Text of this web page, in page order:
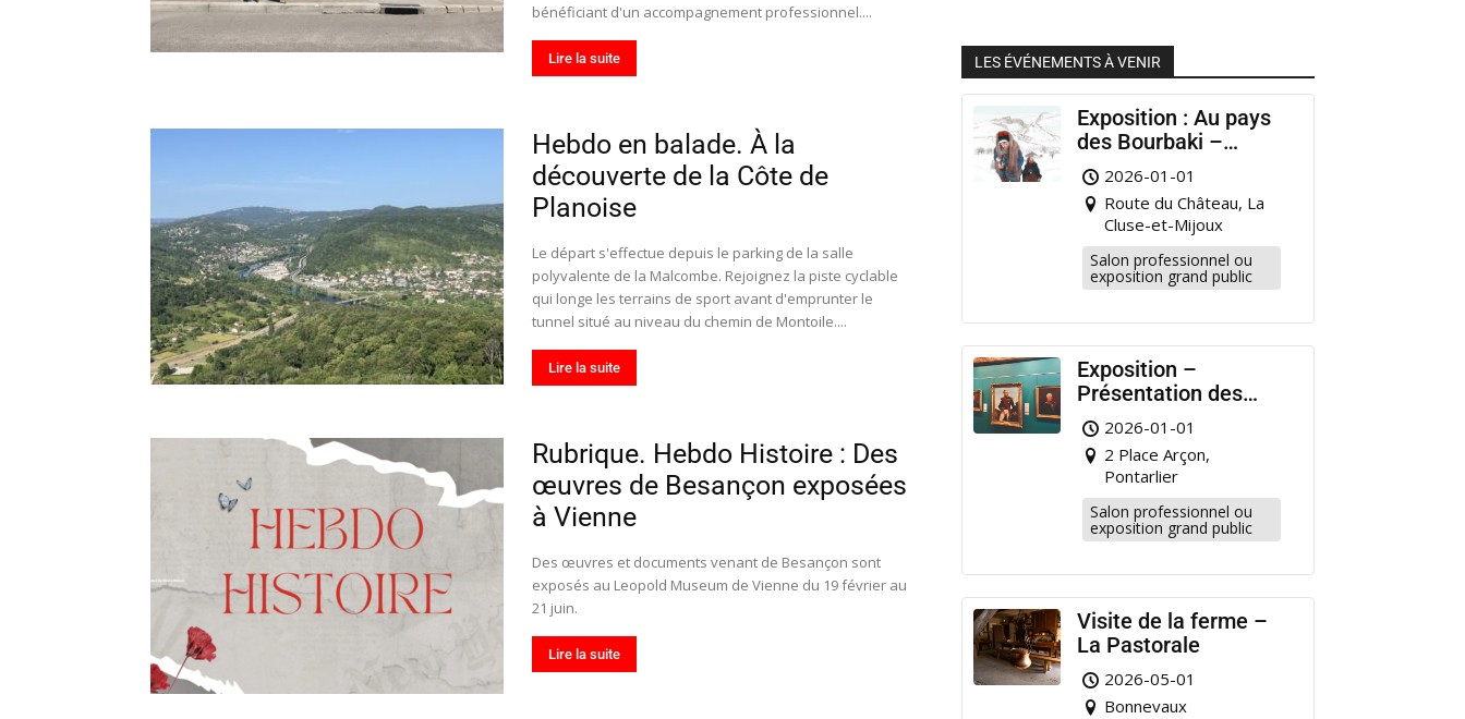
bénéficiant d'un accompagnement professionnel....
Lire la suite
Hebdo en balade. À la
découverte de la Côte de
Planoise
Le départ s'effectue depuis le parking de la salle
polyvalente de la Malcombe. Rejoignez la piste cyclable
qui longe les terrains de sport avant d'emprunter le
tunnel situé au niveau du chemin de Montoile....
Lire la suite
Rubrique. Hebdo Histoire : Des
œuvres de Besançon exposées
à Vienne
Des œuvres et documents venant de Besançon sont
exposés au Leopold Museum de Vienne du 19 février au
21 juin.
Lire la suite
LES ÉVÉNEMENTS À VENIR
Exposition : Au pays
des Bourbaki –
Musée Municipal
Pontarlier
2026-01-01
Route du Château, La
Cluse-et-Mijoux
Salon professionnel ou
exposition grand public
Exposition –
Présentation des
portraits de militaire
restaurés à
Pontarlier
2026-01-01
2 Place Arçon,
Pontarlier
Salon professionnel ou
exposition grand public
Visite de la ferme –
La Pastorale
2026-05-01
Bonnevaux